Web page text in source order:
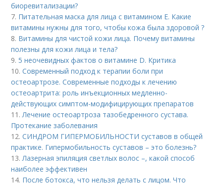
биоревитализации?
7. Питательная маска для лица с витамином Е. Какие
витамины нужны для того, чтобы кожа была здоровой ?
8. Витамины для чистой кожи лица. Почему витамины
полезны для кожи лица и тела?
9. 5 неочевидных фактов о витамине D. Критика
10.Современный подход к терапии боли при
остеоартрозе. Современные подходы к лечению
остеоартрита: роль инъекционных медленно-
действующих симптом-модифицирующих препаратов
11.Лечение остеоартроза тазобедренного сустава.
Протекание заболевания
12.СИНДРОМ ГИПЕРМОБИЛЬНОСТИ суставов в общей
практике. Гипермобильность суставов – это болезнь?
13.Лазерная эпиляция светлых волос –, какой способ
наиболее эффективен
14. После ботокса, что нельзя делать с лицом. Что